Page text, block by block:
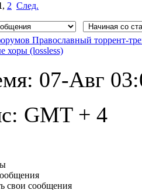
, 2 След.
Православный торрент-
хоры (lossless)
07-Авг
GMT + 4
свои сообщения